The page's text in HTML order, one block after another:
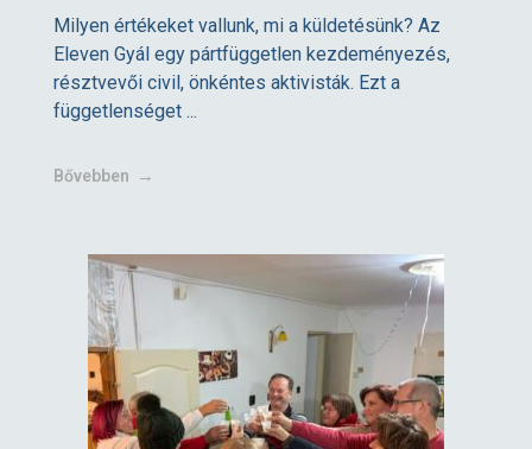
Milyen értékeket vallunk, mi a küldetésünk? Az
Eleven Gyál egy pártfüggetlen kezdeményezés,
résztvevői civil, önkéntes aktivisták. Ezt a
függetlenséget ...
Bővebben